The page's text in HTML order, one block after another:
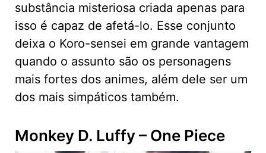
substância misteriosa criada apenas para
isso é capaz de afetá-lo. Esse conjunto
deixa o Koro-sensei em grande vantagem
quando o assunto são os personagens
mais fortes dos animes, além dele ser um
dos mais simpáticos também.
Monkey D. Luffy – One Piece